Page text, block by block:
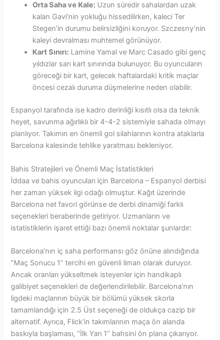
Orta Saha ve Kale: Uzun süredir sahalardan uzak
kalan Gavi’nin yokluğu hissedilirken, kaleci Ter
Stegen’in durumu belirsizliğini koruyor. Szczesny’nin
kaleyi devralması muhtemel görünüyor.
Kart Sınırı: Lamine Yamal ve Marc Casado gibi genç
yıldızlar sarı kart sınırında bulunuyor. Bu oyuncuların
göreceği bir kart, gelecek haftalardaki kritik maçlar
öncesi cezalı duruma düşmelerine neden olabilir.
Espanyol tarafında ise kadro derinliği kısıtlı olsa da teknik
heyet, savunma ağırlıklı bir 4-4-2 sistemiyle sahada olmayı
planlıyor. Takımın en önemli gol silahlarının kontra ataklarla
Barcelona kalesinde tehlike yaratması bekleniyor.
Bahis Stratejileri ve Önemli Maç İstatistikleri
İddaa ve bahis oyuncuları için Barcelona – Espanyol derbisi
her zaman yüksek ilgi odağı olmuştur. Kağıt üzerinde
Barcelona net favori görünse de derbi dinamiği farklı
seçenekleri beraberinde getiriyor. Uzmanların ve
istatistiklerin işaret ettiği bazı önemli noktalar şunlardır:
Barcelona’nın iç saha performansı göz önüne alındığında
“Maç Sonucu 1” tercihi en güvenli liman olarak duruyor.
Ancak oranları yükseltmek isteyenler için handikaplı
galibiyet seçenekleri de değerlendirilebilir. Barcelona’nın
ligdeki maçlarının büyük bir bölümü yüksek skorla
tamamlandığı için 2.5 Üst seçeneği de oldukça cazip bir
alternatif. Ayrıca, Flick’in takımlarının maça ön alanda
baskıyla başlaması, “İlk Yarı 1” bahsini ön plana çıkarıyor.